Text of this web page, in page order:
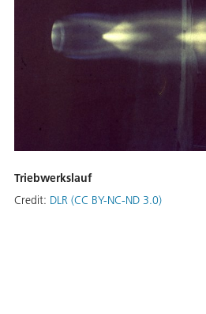
Triebwerkslauf
Credit: DLR (CC BY-NC-ND 3.0)